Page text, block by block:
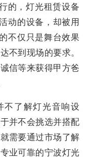
的，灯光租赁设备
动的设备，却被用
不仅只是舞台效果
不到现场的要求。
信等来获得甲方爸
不了解灯光音响设
并不会挑选并搭配
需要通过市场了解
业可靠的宁波灯光